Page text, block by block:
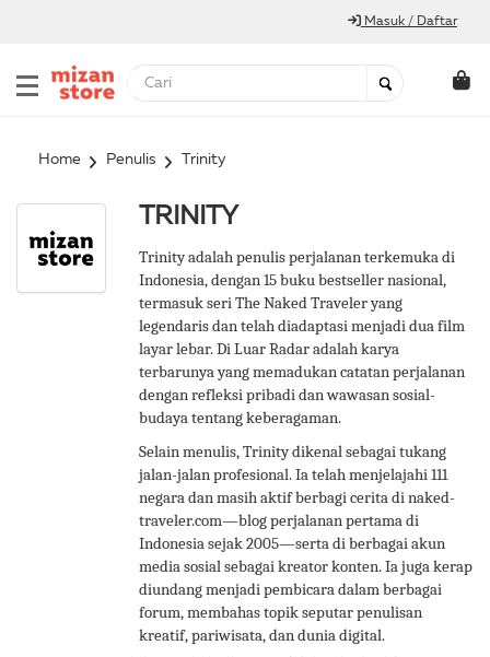
Masuk / Daftar
Home Penulis Trinity
TRINITY
Trinity adalah penulis perjalanan terkemuka di
Indonesia, dengan 15 buku bestseller nasional,
termasuk seri The Naked Traveler yang
legendaris dan telah diadaptasi menjadi dua film
layar lebar. Di Luar Radar adalah karya
terbarunya yang memadukan catatan perjalanan
dengan refleksi pribadi dan wawasan sosial-
budaya tentang keberagaman.
Selain menulis, Trinity dikenal sebagai tukang
jalan-jalan profesional. Ia telah menjelajahi 111
negara dan masih aktif berbagi cerita di naked-
traveler.com—blog perjalanan pertama di
Indonesia sejak 2005—serta di berbagai akun
media sosial sebagai kreator konten. Ia juga kerap
diundang menjadi pembicara dalam berbagai
forum, membahas topik seputar penulisan
kreatif, pariwisata, dan dunia digital.